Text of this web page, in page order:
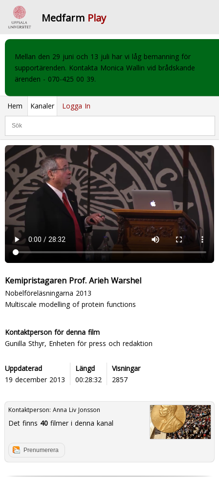
Medfarm Play
Mellan den 29 juni och 13 juli har vi låg bemanning för
supportärenden. Kontakta Monica Wallin vid brådskande
ärenden - 070-425 00 39.
Hem Kanaler Logga In
Kemipristagaren Prof. Arieh Warshel
Nobelföreläsningarna 2013
Multiscale modelling of protein functions
Kontaktperson för denna film
Gunilla Sthyr, Enheten för press och redaktion
Uppdaterad
19 december 2013
Längd
00:28:32
Visningar
2857
Kontaktperson: Anna Liv Jonsson
Det finns 40filmer i denna kanal
Prenumerera